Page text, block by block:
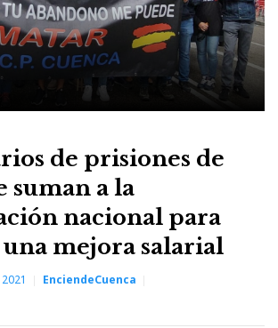
de prisiones de
suman a la
nacional para
mejora salarial
EnciendeCuenca